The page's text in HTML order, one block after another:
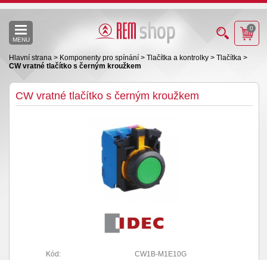
MENU
0
Hlavní strana > Komponenty pro spínání > Tlačítka a kontrolky > Tlačítka >
CW vratné tlačítko s černým kroužkem
CW vratné tlačítko s černým kroužkem
Kód:
CW1B-M1E10G